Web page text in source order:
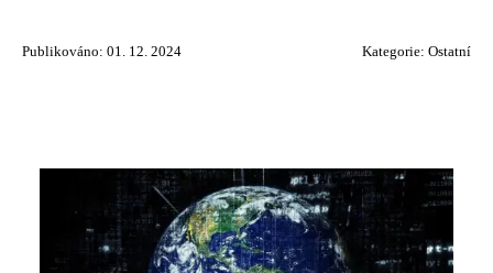
Publikováno: 01. 12. 2024 Kategorie: Ostatní